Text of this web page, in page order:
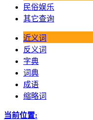
民俗娱乐
其它查询
近义词
反义词
字典
词典
成语
缩略词
当前位置: